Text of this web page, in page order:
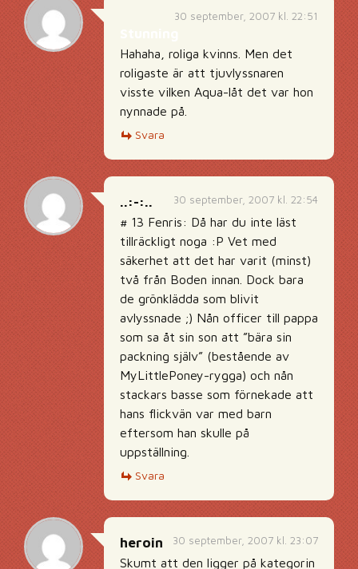
30 september, 2007 kl. 22:51
Hahaha, roliga kvinns. Men det
roligaste är att tjuvlyssnaren
visste vilken Aqua-låt det var hon
nynnade på.
Svara
30 september, 2007 kl. 22:54
..:-:..
# 13 Fenris: Då har du inte läst
tillräckligt noga :P Vet med
säkerhet att det har varit (minst)
två från Boden innan. Dock bara
de grönklädda som blivit
avlyssnade ;) Nån officer till pappa
som sa åt sin son att ”bära sin
packning själv” (bestående av
MyLittlePoney-rygga) och nån
stackars basse som förnekade att
hans flickvän var med barn
eftersom han skulle på
uppställning.
Svara
30 september, 2007 kl. 23:07
heroin
Skumt att den ligger på kategorin